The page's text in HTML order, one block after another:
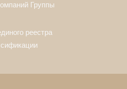
Группы
реестра